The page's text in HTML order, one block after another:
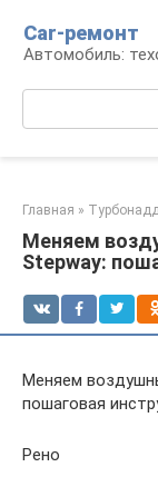
контенту
Car-ремонт
Автомобиль:
Главная »
Меняем
Stepway:
Меняем
пошаговая
Рено